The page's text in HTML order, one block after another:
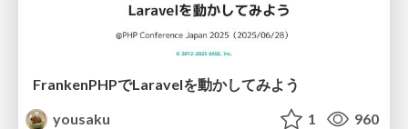
FrankenPHPでLaravelを動かしてみよう
yousaku
1 960